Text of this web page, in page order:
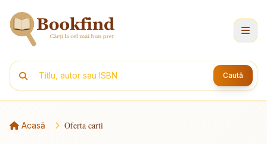
Caută
Acasă Oferta carti